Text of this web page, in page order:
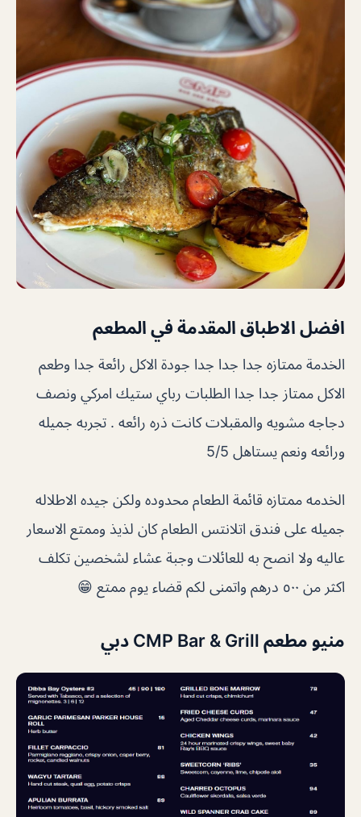
افضل الاطباق المقدمة في المطعم
الخدمة ممتازه جدا جدا جدا جودة الاكل رائعة جدا وطعم
الاكل ممتاز جدا جدا الطلبات رباي ستيك امركي ونصف
دجاجه مشويه والمقبلات كانت ذره رائعه . تجربه جميله
ورائعه ونعم يستاهل 5/5
الخدمه ممتازه قائمة الطعام محدوده ولكن جيده الاطلاله
جميله على فندق اتلانتس الطعام كان لذيذ وممتع الاسعار
عاليه ولا انصح به للعائلات وجبة عشاء لشخصين تكلف
اكثر من ٥٠٠ درهم واتمنى لكم قضاء يوم ممتع 😁
منيو مطعم CMP Bar & Grill دبي